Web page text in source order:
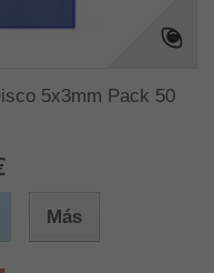
5x3mm Pack 50
Más